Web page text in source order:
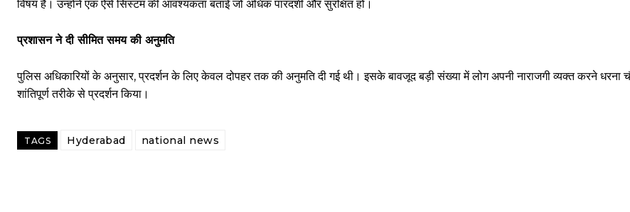
विषय हैं। उन्होंने एक ऐसे सिस्टम की आवश्यकता बताई जो अधिक पारदर्शी और सुरक्षित हो।
प्रशासन ने दी सीमित समय की अनुमति
पुलिस अधिकारियों के अनुसार, प्रदर्शन के लिए केवल दोपहर तक की अनुमति दी गई थी। इसके बावजूद बड़ी संख्या में लोग अपनी नाराजगी व्यक्त करने
शांतिपूर्ण तरीके से प्रदर्शन किया।
TAGS Hyderabad national news